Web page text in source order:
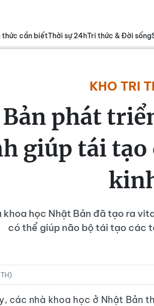
thức cần biếtThời sự 24hTri thức & Đời sống
KHO TRI
phát
giúp tái tạo
khoa học Nhật Bản đã tạo ra
có thể giúp não bộ tái tạo các
các nhà khoa học ở Nhật Bản